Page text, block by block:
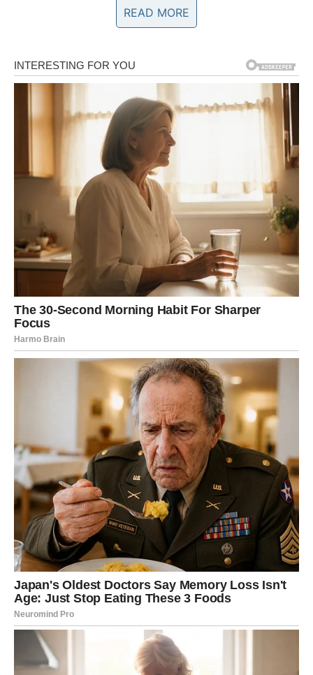
Ako si već zauzet, očekuje te važan razgovor koji može
Mnoge istine izlaze na vidjelo, ali ovaj put u tvoju korist.
Sudbina ti takođe donosi jednu neočekivanu vijest
vezanu za novac ili posao.
Moguće je da ćeš dobiti priliku koju si dugo čekao ili će
neko konačno prepoznati tvoj trud.
Ali postoji nešto veoma važno…
Ti moraš naučiti da više vjeruješ sebi.
Predugo si dopuštao drugima da utiču na tvoje odluke i
raspoloženje.
Vrijeme je da shvatiš koliko zapravo vrijediš.
Tvoja budućnost nosi mnogo ljepših stvari nego što sada
možeš da zamisliš.
Samo nemoj odustati baš sada, jer ti dolazi period u
kojem ćeš konačno osjetiti da se život mijenja nabolje.
DRUGO PERO
Ako si izabrao drugo pero, ti si osoba ogromnog srca i
veoma posebne energije.
Ljudi često dolaze kod tebe po savjet, utjehu ili podršku,
jer pored tebe osjećaju mir.
Ali ono što mnogi ne vide jeste da si se i ti mnogo puta
osjećao usamljeno.
Davao si drugima snagu dok si se iznutra borio sa
sopstvenim brigama.
Sudbina ti sada šalje poruku da dolazi vrijeme u kojem
ćeš konačno biti nagrađen za sve dobro koje si učinio.
READ MORE